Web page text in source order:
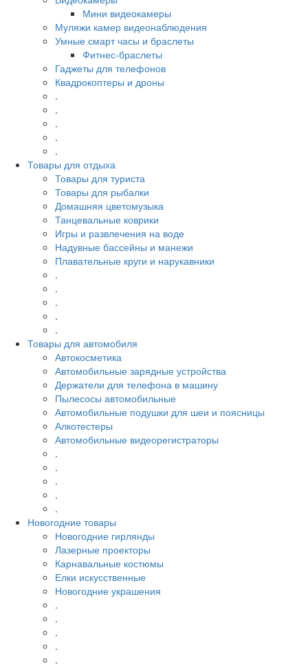
Мини видеокамеры
Муляжи камер видеонаблюдения
Умные смарт часы и браслеты
Фитнес-браслеты
Гаджеты для телефонов
Квадрокоптеры и дроны
.
.
.
.
.
Товары для отдыха
Товары для туриста
Товары для рыбалки
Домашняя цветомузыка
Танцевальные коврики
Игры и развлечения на воде
Надувные бассейны и манежи
Плавательные круги и нарукавники
.
.
.
.
.
Товары для автомобиля
Автокосметика
Автомобильные зарядные устройства
Держатели для телефона в машину
Пылесосы автомобильные
Автомобильные подушки для шеи и поясницы
Алкотестеры
Автомобильные видеорегистраторы
.
.
.
.
.
Новогодние товары
Новогодние гирлянды
Лазерные проекторы
Карнавальные костюмы
Елки искусственные
Новогодние украшения
.
.
.
.
.